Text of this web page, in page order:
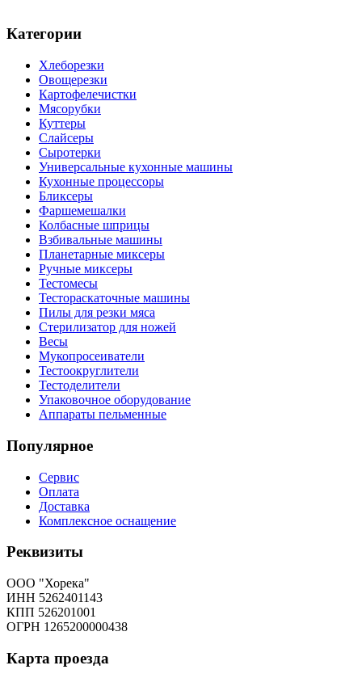
Категории
Хлеборезки
Овощерезки
Картофелечистки
Мясорубки
Куттеры
Слайсеры
Сыротерки
Универсальные кухонные машины
Кухонные процессоры
Бликсеры
Фаршемешалки
Колбасные шприцы
Взбивальные машины
Планетарные миксеры
Ручные миксеры
Тестомесы
Тестораскаточные машины
Пилы для резки мяса
Стерилизатор для ножей
Весы
Мукопросеиватели
Тестоокруглители
Тестоделители
Упаковочное оборудование
Аппараты пельменные
Популярное
Сервис
Оплата
Доставка
Комплексное оснащение
Реквизиты
ООО "Хорека"
ИНН 5262401143
КПП 526201001
ОГРН 1265200000438
Карта проезда